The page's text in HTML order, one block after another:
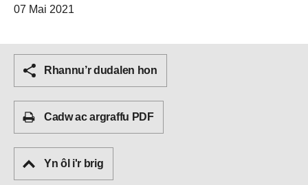
07 Mai 2021
Rhannu’r dudalen hon
Cadw ac argraffu PDF
Yn ôl i'r brig